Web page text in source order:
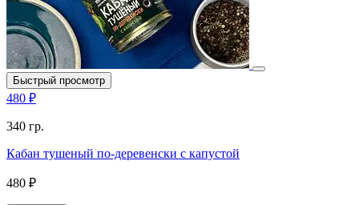
Быстрый просмотр
480 ₽
340 гр.
Кабан тушеный по-деревенски с капустой
480 ₽